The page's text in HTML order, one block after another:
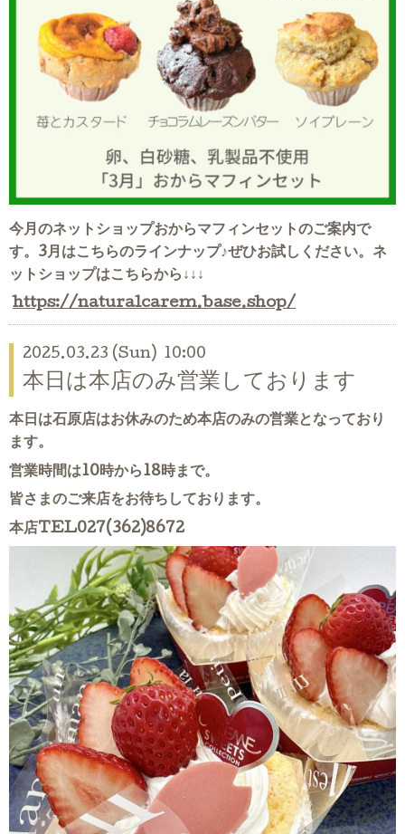
今月のネットショップおからマフィンセットのご案内で
す。3月はこちらのラインナップ♪ぜひお試しください。ネ
ットショップはこちらから↓↓↓
https://naturalcarem.base.shop/
2025.03.23 (Sun) 10:00
本日は本店のみ営業しております
本日は石原店はお休みのため本店のみの営業となっており
ます。
営業時間は10時から18時まで。
皆さまのご来店をお待ちしております。
本店TEL027(362)8672